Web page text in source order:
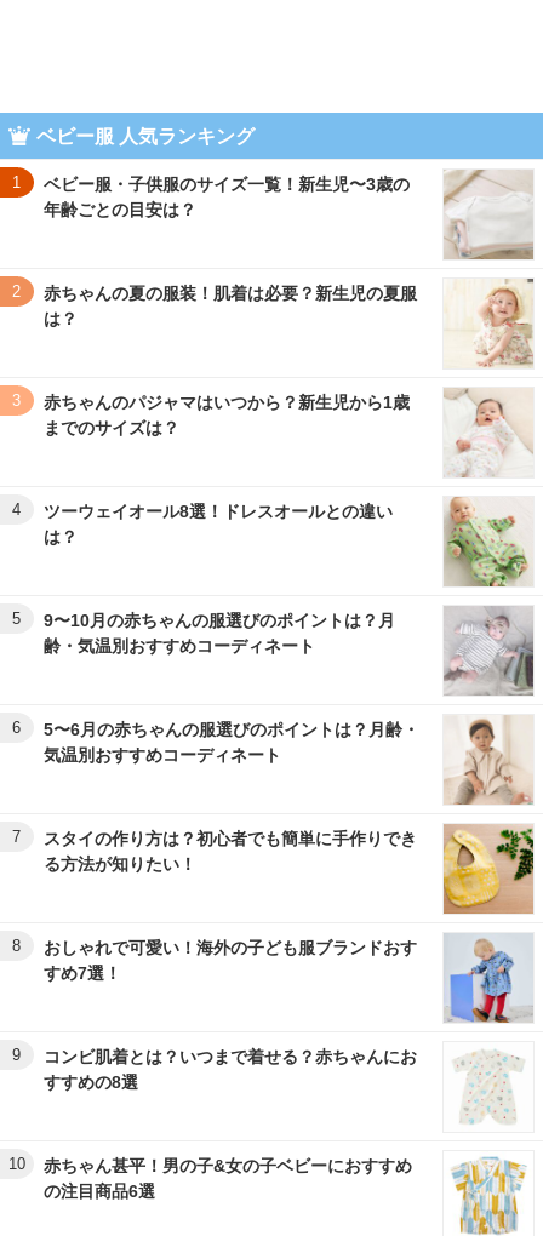
ベビー服 人気ランキング
1
ベビー服・子供服のサイズ一覧！新生児〜3歳の
年齢ごとの目安は？
2
赤ちゃんの夏の服装！肌着は必要？新生児の夏服
は？
3
赤ちゃんのパジャマはいつから？新生児から1歳
までのサイズは？
4
ツーウェイオール8選！ドレスオールとの違い
は？
5
9〜10月の赤ちゃんの服選びのポイントは？月
齢・気温別おすすめコーディネート
6
5〜6月の赤ちゃんの服選びのポイントは？月齢・
気温別おすすめコーディネート
7
スタイの作り方は？初心者でも簡単に手作りでき
る方法が知りたい！
8
おしゃれで可愛い！海外の子ども服ブランドおす
すめ7選！
9
コンビ肌着とは？いつまで着せる？赤ちゃんにお
すすめの8選
10
赤ちゃん甚平！男の子&女の子ベビーにおすすめ
の注目商品6選